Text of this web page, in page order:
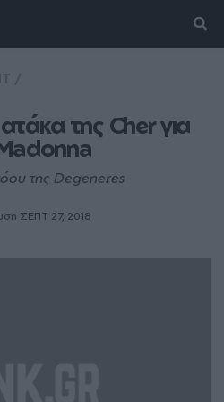
της Cher για
της Degeneres
ΣΕΠΤ 27, 2018